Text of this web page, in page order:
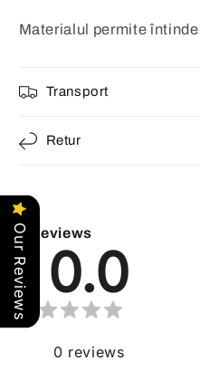
Materialul permite
Transport
Retur
Reviews
0.0
0 reviews
Our Reviews